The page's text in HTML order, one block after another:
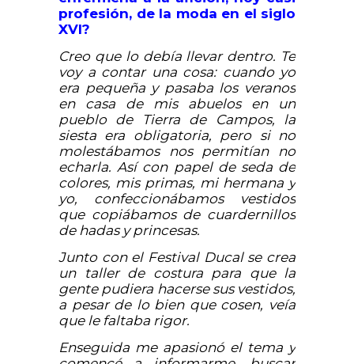
profesión, de la moda en el siglo
XVI?
Creo que lo debía llevar dentro. Te
voy a contar una cosa: cuando yo
era pequeña y pasaba los veranos
en casa de mis abuelos en un
pueblo de Tierra de Campos, la
siesta era obligatoria, pero si no
molestábamos nos permitían no
echarla. Así con papel de seda de
colores, mis primas, mi hermana y
yo, confeccionábamos vestidos
que copiábamos de cuardernillos
de hadas y princesas.
Junto con el Festival Ducal se crea
un taller de costura para que la
gente pudiera hacerse sus vestidos,
a pesar de lo bien que cosen, veía
que le faltaba rigor.
Enseguida me apasionó el tema y